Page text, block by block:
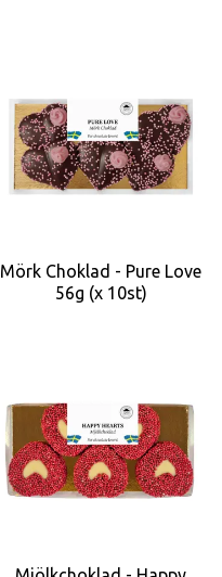
Mörk Choklad - Pure Love
56g (x 10st)